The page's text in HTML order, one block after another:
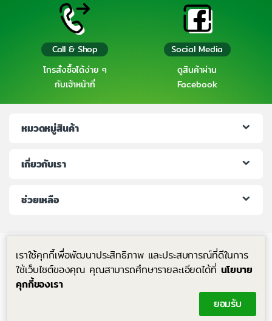
Call & Shop
โทรสั่งซื้อได้ง่าย ๆ
กับเจ้าหน้าที่
Social Media
ดูสินค้าผ่าน
Facebook
หมวดหมู่สินค้า
เกี่ยวกับเรา
ช่วยเหลือ
เราใช้คุกกี้เพื่อพัฒนาประสิทธิภาพ และประสบการณ์ที่ดีในการ
ใช้เว็บไซต์ของคุณ คุณสามารถศึกษารายละเอียดได้ที่ นโยบาย
คุกกี้ของเรา
ยอมรับ